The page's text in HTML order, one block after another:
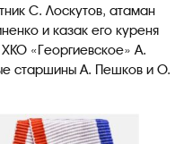
С. Лоскутов, атаман
и казак его куреня
«Георгиевское» А.
старшины А. Пешков и О.